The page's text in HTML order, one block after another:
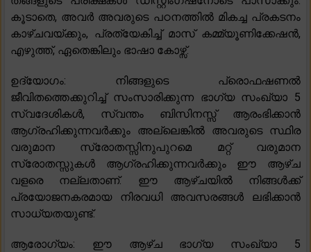
കൂടാതെ, അവർ അവരുടെ പഠനത്തിൽ മികച്ച പ്രകടനം
കാഴ്ചവയ്ക്കും, പ്രത്യേകിച്ച് മാസ് കമ്മ്യൂണിക്കേഷൻ,
എഴുത്ത്, ഏതെങ്കിലും ഭാഷാ കോഴ്സ്.
ഉദ്യോഗം: നിങ്ങളുടെ പ്രൊഫഷണൽ
ജീവിതത്തെക്കുറിച്ച് സംസാരിക്കുന്ന ഭാഗ്യ സംഖ്യാ 5
സ്വദേശികൾ, സ്വന്തം ബിസിനസ്സ് ആരംഭിക്കാൻ
ആഗ്രഹിക്കുന്നവർക്കും അല്ലെങ്കിൽ അവരുടെ സ്ഥിര
വരുമാന സ്രോതസ്സിനുപുറമെ മറ്റ് വരുമാന
സ്രോതസ്സുകൾ ആഗ്രഹിക്കുന്നവർക്കും ഈ ആഴ്ച
വളരെ നല്ലതാണ്. ഈ ആഴ്ചയിൽ നിങ്ങൾക്ക്
പ്രയോജനകരമായ നിരവധി അവസരങ്ങൾ ലഭിക്കാൻ
സാധ്യതയുണ്ട്.
ആരോഗ്യം: ഈ ആഴ്ച ഭാഗ്യ സംഖ്യാ 5